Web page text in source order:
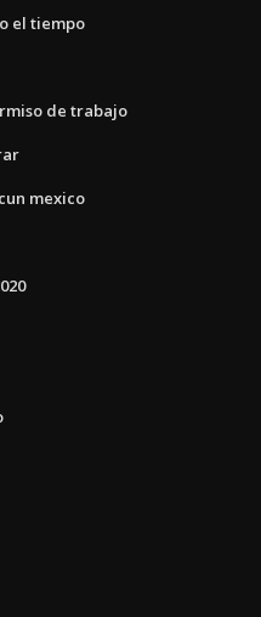
el tiempo
de trabajo
mexico